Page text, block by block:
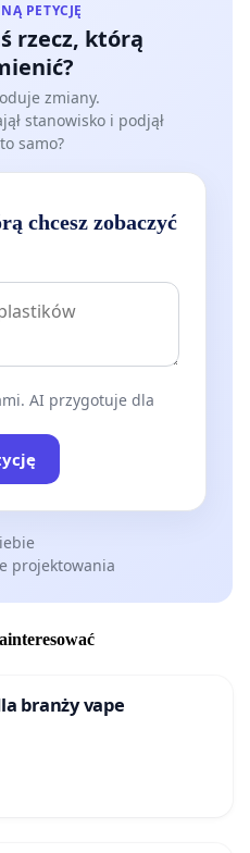
PETYCJĘ
rzecz, którą
zmiany.
stanowisko i podjął
samo?
chcesz zobaczyć
AI przygotuje dla
projektowania
branży vape